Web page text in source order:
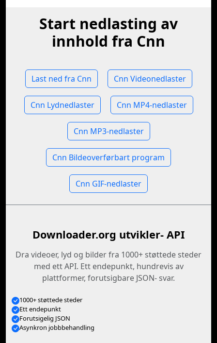
Start nedlasting av
innhold fra Cnn
Last ned fra Cnn Cnn Videonedlaster
Cnn Lydnedlaster Cnn MP4-nedlaster
Cnn MP3-nedlaster
Cnn Bildeoverførbart program
Cnn GIF-nedlaster
Downloader.org utvikler- API
Dra videoer, lyd og bilder fra 1000+ støttede steder
med ett API. Ett endepunkt, hundrevis av
plattformer, forutsigbare JSON- svar.
1000+ støttede steder
Ett endepunkt
Forutsigelig JSON
Asynkron jobbbehandling